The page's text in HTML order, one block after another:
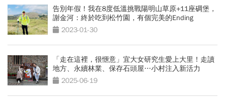
告別年假！我在8度低溫挑戰陽明山草原+11座碉堡，
謝金河：終於吃到松竹園，有個完美的Ending
2023-01-30
「走在這裡，很愜意」宜大女研究生愛上大里！走讀
地方、永續林業、保存石頭屋…小村注入新活力
2025-06-19